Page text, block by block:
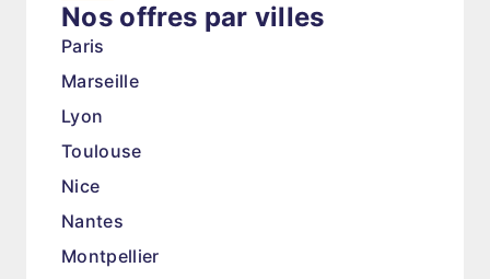
Nos offres par villes
Paris
Marseille
Lyon
Toulouse
Nice
Nantes
Montpellier